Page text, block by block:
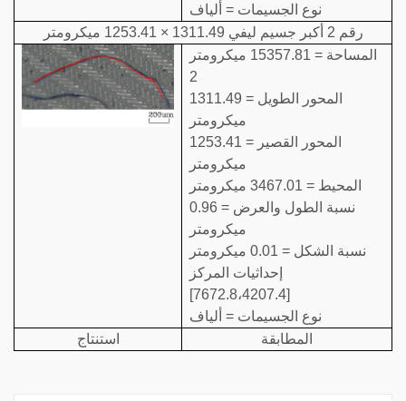
نوع الجسيمات = ألياف
رقم 2 أكبر جسيم ليفي 1311.49 × 1253.41 ميكرومتر
المساحة = 15357.81 ميكرومتر
2
المحور الطويل = 1311.49
ميكرومتر
المحور القصير = 1253.41
ميكرومتر
المحيط = 3467.01 ميكرومتر
نسبة الطول والعرض = 0.96
ميكرومتر
نسبة الشكل = 0.01 ميكرومتر
إحداثيات المركز
[7672.8،4207.4]
نوع الجسيمات = ألياف
استنتاج
المطابقة